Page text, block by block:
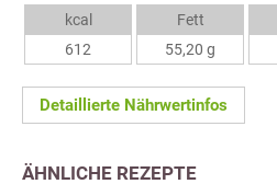
kcal
612
Fett
55,20 g
Detaillierte Nährwertinfos
ÄHNLICHE REZEPTE